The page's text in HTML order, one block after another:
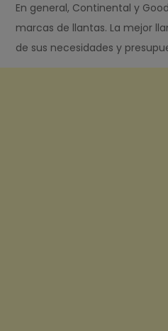
En general, Continental y
marcas de llantas. La mejor
de sus necesidades y